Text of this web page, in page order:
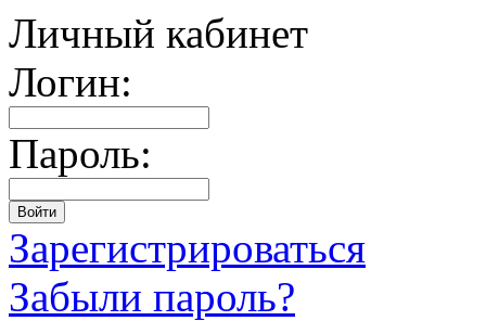
Личный кабинет
Логин:
Пароль:
Зарегистрироваться
Забыли пароль?